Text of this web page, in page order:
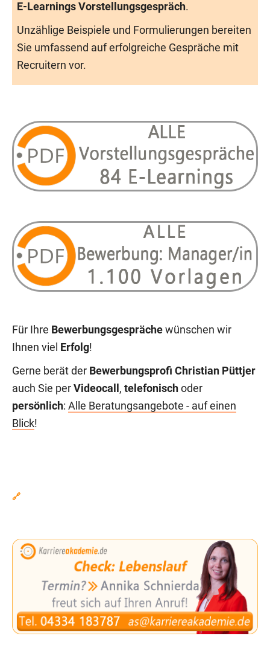
E-Learnings Vorstellungsgespräch.
Unzählige Beispiele und Formulierungen bereiten
Sie umfassend auf erfolgreiche Gespräche mit
Recruitern vor.
Für Ihre Bewerbungsgespräche wünschen wir
Ihnen viel Erfolg!
Gerne berät der Bewerbungsprofi Christian Püttjer
auch Sie per Videocall , telefonisch oder
persönlich: Alle Beratungsangebote - auf einen
Blick!
🔗